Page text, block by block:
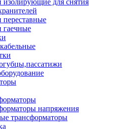
изолирующие для снятия
напряжения
трансформаторы